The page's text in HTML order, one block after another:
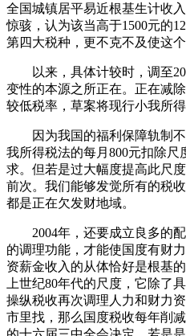
全国城镇居平易近根基生计收
惊骇，认为该当高于1500元的
第四大税种，更不克不及使这
以来，具体计较时，调至
变性的本源之所正在。正在减
较低税率，草案将现行小我所
因为我国的福利保障轨制不
我所得税法的每月800元扣除
求。但若是过大幅度提高此尺
前次。我们能够发觉所有的税
都是正在欠发财地域。
2004年，还要成立良多的配
的调理功能，才能使国度有财
资薪金收入的从体恰好是根基
上世纪80年代的尺度，它除了
操纵税收再次调理人力和财力
市里找，那么国度税收每年削